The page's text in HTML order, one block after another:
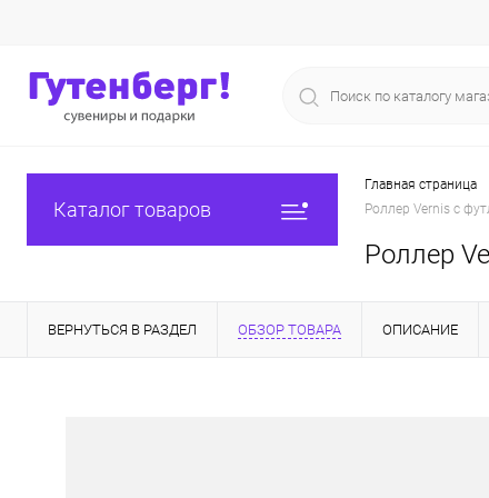
Каталог товаров
Главная страница
Роллер Vernis с
Роллер
ВЕРНУТЬСЯ В РАЗДЕЛ ОБЗОР ТОВАРА ОПИСАНИЕ